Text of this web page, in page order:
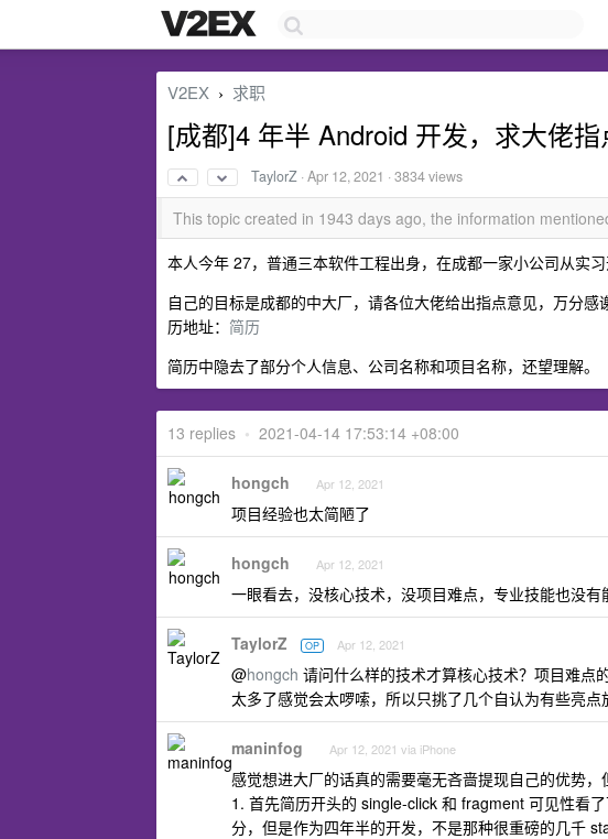
V2EX › 求职
[成都]4 年半 Android 开发，求大佬
TaylorZ ·Apr 12, 2021 · 3834 views
This topic created in 1943 days ago, the information
本人今年 27，普通三本软件工程出身，在成都一家小公司从实
自己的目标是成都的中大厂，请各位大佬给出指点意见，万分
历地址： 简历
简历中隐去了部分个人信息、公司名称和项目名称，还望理解。
13 replies • 2021-04-14 17:53:14 +08:00
hongch Apr 12, 2021
项目经验也太简陋了
hongch Apr 12, 2021
一眼看去，没核心技术，没项目难点，专业技能也没有
TaylorZ OP Apr 12, 2021
@hongch 请问什么样的技术才算核心技术？项目难点
太多了感觉会太啰嗦，所以只挑了几个自认为有些亮点
maninfog Apr 12, 2021 via iPhone
感觉想进大厂的话真的需要毫无吝啬提现自己的优势，
1. 首先简历开头的 single-click 和 fragment 可见性看
分，但是作为四年半的开发，不是那种很重磅的几千